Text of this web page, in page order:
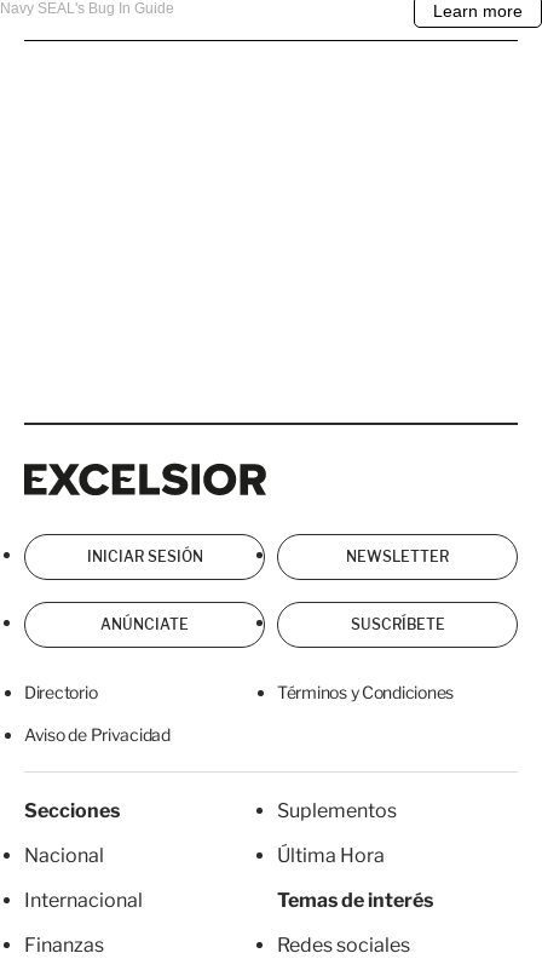
INICIAR SESIÓN NEWSLETTER
ANÚNCIATE SUSCRÍBETE
Directorio Términos y Condiciones
Aviso de Privacidad
Secciones
Nacional
Internacional
Finanzas
Suplementos
Última Hora
Temas de interés
Redes sociales